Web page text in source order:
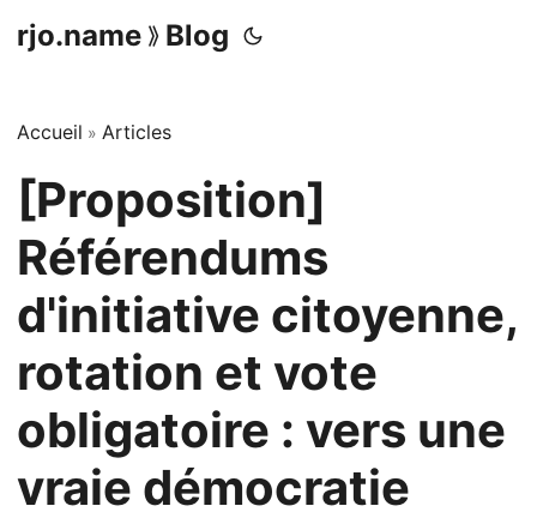
rjo.name ⟫ Blog
Accueil » Articles
[Proposition]
Référendums
d'initiative citoyenne,
rotation et vote
obligatoire : vers une
vraie démocratie